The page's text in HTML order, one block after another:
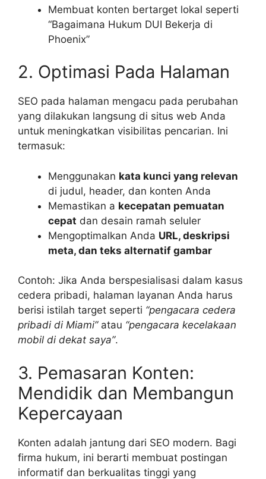
Membuat konten bertarget lokal seperti
“Bagaimana Hukum DUI Bekerja di
Phoenix”
2. Optimasi Pada Halaman
SEO pada halaman mengacu pada perubahan
yang dilakukan langsung di situs web Anda
untuk meningkatkan visibilitas pencarian. Ini
termasuk:
Menggunakan kata kunci yang relevan
di judul, header, dan konten Anda
Memastikan a kecepatan pemuatan
cepat dan desain ramah seluler
Mengoptimalkan Anda URL, deskripsi
meta, dan teks alternatif gambar
Contoh: Jika Anda berspesialisasi dalam kasus
cedera pribadi, halaman layanan Anda harus
berisi istilah target seperti “pengacara cedera
pribadi di Miami”atau “pengacara kecelakaan
mobil di dekat saya”.
3. Pemasaran Konten:
Mendidik dan Membangun
Kepercayaan
Konten adalah jantung dari SEO modern. Bagi
firma hukum, ini berarti membuat postingan
informatif dan berkualitas tinggi yang